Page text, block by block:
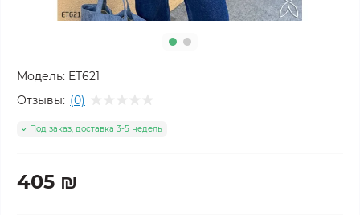
Модель: ET621
Отзывы: (0)
Под заказ, доставка 3-5 недель
405 ₪